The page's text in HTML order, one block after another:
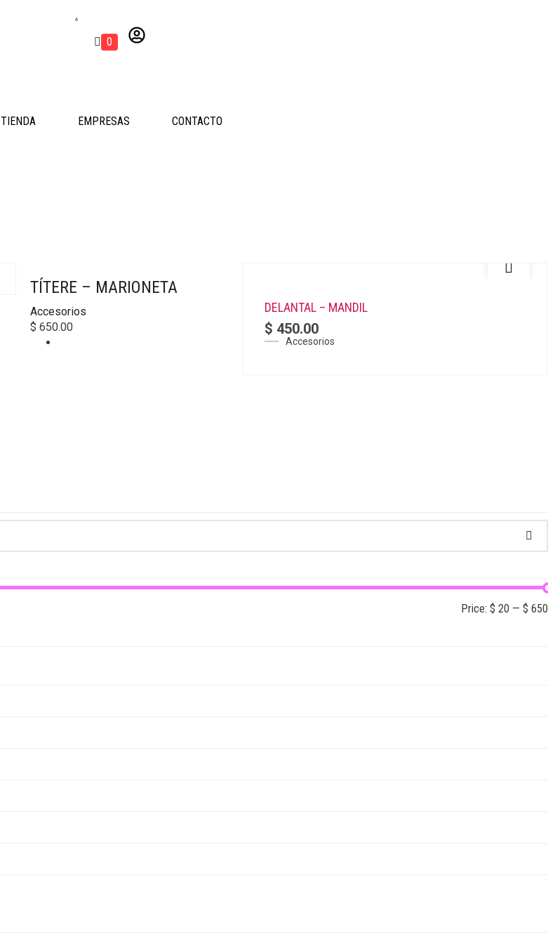
.
0
TIENDA EMPRESAS CONTACTO
TÍTERE – MARIONETA
Accesorios
$ 650.00
Accesorios
DELANTAL – MANDIL
$ 450.00
Price: $ 20 — $ 650